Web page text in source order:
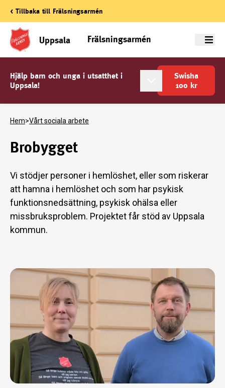
< Tillbaka till Frälsningsarmén
Uppsala Frälsningsarmén Meny
Hjälp barn och unga i utsatthet i
Uppsala!
Swisha
100 kr
Hem>Vårt sociala arbete
Brobygget
Vi stödjer personer i hemlöshet, eller som riskerar
att hamna i hemlöshet och som har psykisk
funktionsnedsättning, psykisk ohälsa eller
missbruksproblem. Projektet får stöd av Uppsala
kommun.